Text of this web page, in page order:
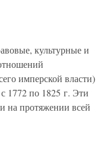
культурные и
имперской власти)
1772 по 1825 г. Эти
на протяжении всей